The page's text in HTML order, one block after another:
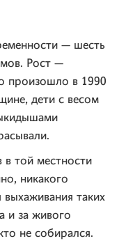
— шесть
Рост —
произошло в 1990
дети с весом
той местности
никакого
таких
и за живого
не собирался.